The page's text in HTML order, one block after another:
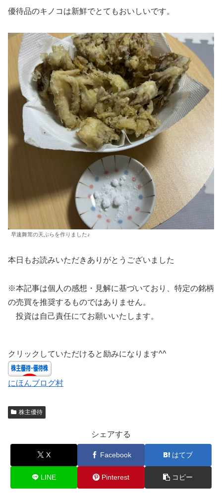
優待品のキノコは新鮮でとてもおいしいです。
早速舞茸の天ぷらを作りました♪
本日もお読みいただきありがとうございました
※本記事は個人の感想・見解に基づいており、特定の銘柄
の売買を推奨するものではありません。
投資は自己責任にてお願いいたします。
クリックしていただけると励みになります^^
にほんブログ村
株主優待
シェアする
X Facebook はてブ
LINE Pinterest コピー